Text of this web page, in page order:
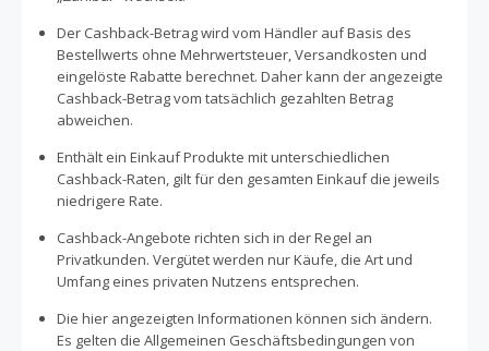
Der Cashback-Betrag wird vom Händler auf Basis des
Bestellwerts ohne Mehrwertsteuer, Versandkosten und
eingelöste Rabatte berechnet. Daher kann der angezeigte
Cashback-Betrag vom tatsächlich gezahlten Betrag
abweichen.
Enthält ein Einkauf Produkte mit unterschiedlichen
Cashback-Raten, gilt für den gesamten Einkauf die jeweils
niedrigere Rate.
Cashback-Angebote richten sich in der Regel an
Privatkunden. Vergütet werden nur Käufe, die Art und
Umfang eines privaten Nutzens entsprechen.
Die hier angezeigten Informationen können sich ändern.
Es gelten die Allgemeinen Geschäftsbedingungen von